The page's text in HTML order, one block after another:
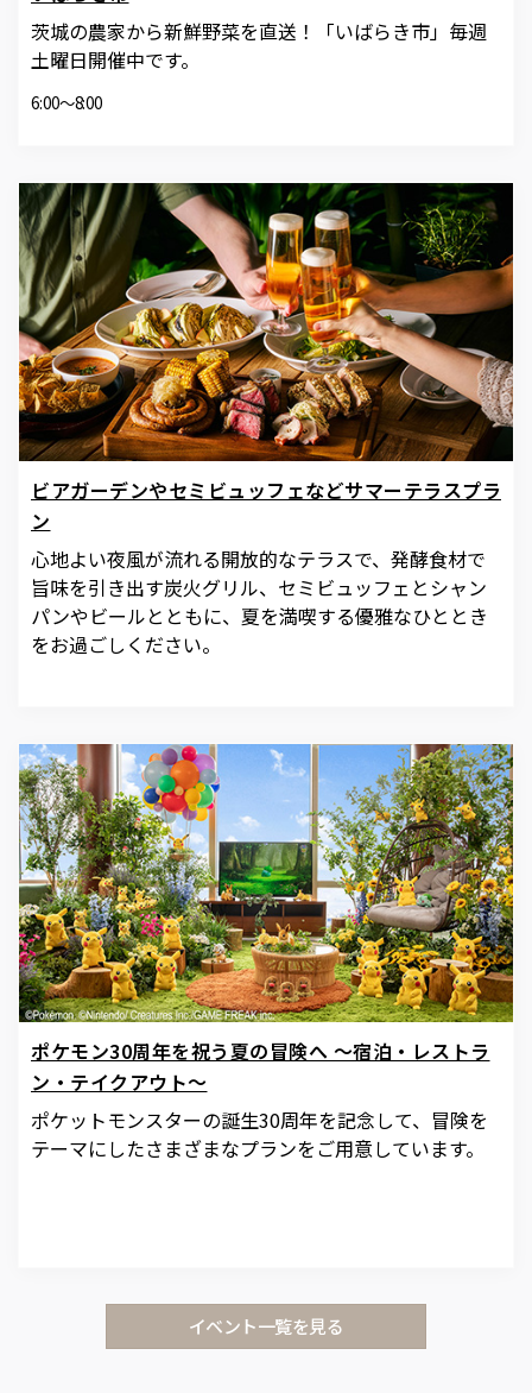
茨城の農家から新鮮野菜を直送！「いばらき市」毎週
土曜日開催中です。
6:00～8:00
ビアガーデンやセミビュッフェなどサマーテラスプラ
ン
心地よい夜風が流れる開放的なテラスで、発酵食材で
旨味を引き出す炭火グリル、セミビュッフェとシャン
パンやビールとともに、夏を満喫する優雅なひととき
をお過ごしください。
ポケモン30周年を祝う夏の冒険へ ～宿泊・レストラ
ン・テイクアウト～
ポケットモンスターの誕生30周年を記念して、冒険を
テーマにしたさまざまなプランをご用意しています。
イベント一覧を見る